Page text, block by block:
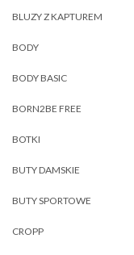
BLUZY Z KAPTUREM
BODY
BODY BASIC
BORN2BE FREE
BOTKI
BUTY DAMSKIE
BUTY SPORTOWE
CROPP